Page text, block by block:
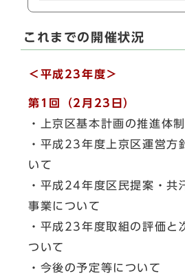
これまでの開催状況
＜平成23年度＞
第1回（2月23日）
・上京区基本計画の推進体
・平成23年度上京区運営方
いて
・平成24年度区民提案・共
事業について
・平成23年度取組の評価と
ついて
・今後の予定等について